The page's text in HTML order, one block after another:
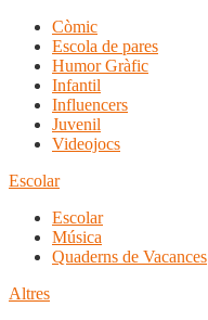
Còmic
Escola de pares
Humor Gràfic
Infantil
Influencers
Juvenil
Videojocs
Escolar
Escolar
Música
Quaderns de Vacances
Altres